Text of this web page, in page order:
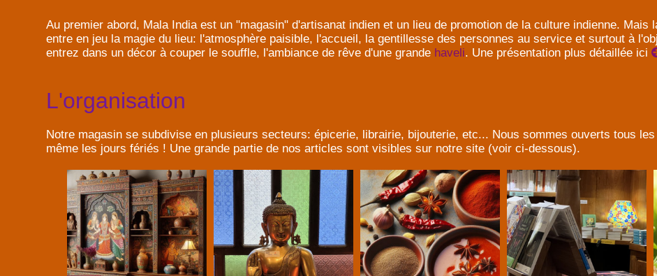
Au premier abord, Mala India est un "magasin" d'artisanat indien et un lieu de promotion de la culture indienne.
entre en jeu la magie du lieu: l'atmosphère paisible, l'accueil, la gentillesse des personnes au service et surtout à
entrez dans un décor à couper le souffle, l'ambiance de rêve d'une grande haveli. Une présentation plus détaillée ici
L'organisation
Notre magasin se subdivise en plusieurs secteurs: épicerie, librairie, bijouterie, etc... Nous sommes ouverts tous
même les jours fériés ! Une grande partie de nos articles sont visibles sur notre site (voir ci-dessous).